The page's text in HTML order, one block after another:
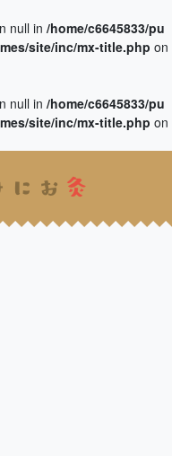
null in /home/c6645833/pu
site/inc/mx-title.php on
null in /home/c6645833/pu
site/inc/mx-title.php on